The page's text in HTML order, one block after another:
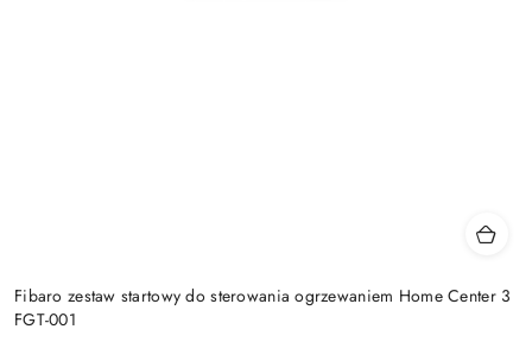
Fibaro zestaw startowy do sterowania ogrzewaniem Home Center 3
FGT-001